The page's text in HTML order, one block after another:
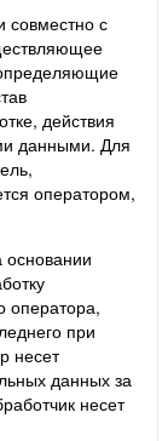
совместно с
действия
данными. Для
оператором,
оператора,
при
несет
данных за
несет